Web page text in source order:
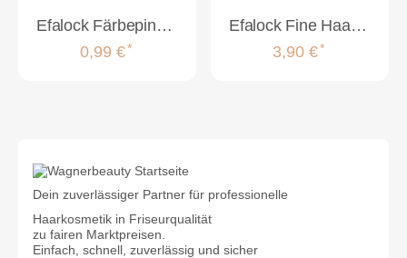
Efalock Färbepinsel schwarz schmal 3,5cm
0,99 €*
Efalock Fine Haarschneidekamm #400 (185mm)
3,90 €*
Dein zuverlässiger Partner für professionelle
Haarkosmetik in Friseurqualität
zu fairen Marktpreisen.
Einfach, schnell, zuverlässig und sicher